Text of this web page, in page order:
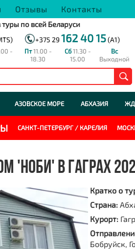
Отзывы Контакты
по всей Беларуси
+375 29 162 40 15(A1)
-
Пт11.00 -
18.30
Сб11.30 -
15.00
Вс
Выходной
АЗОВСКОЕ МОРЕ АБХАЗИЯ ЖД
САНКТ-ПЕТЕРБУРГ / КАРЕЛИЯ
'НОБИ' В ГАГРАХ
Кратко о
Страна:
Курорт:
Бобруйск,